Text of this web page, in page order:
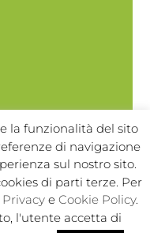
| C.F./P.I.
Contatti
| |
la funzionalità del sito
di navigazione
sul nostro sito.
di parti terze. Per
Privacye Cookie Policy.
l'utente accetta di